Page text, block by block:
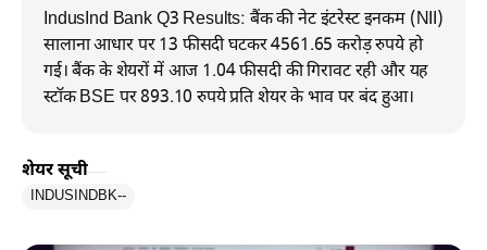
IndusInd Bank Q3 Results: बैंक की नेट इंटरेस्ट इनकम (NII)
सालाना आधार पर 13 फीसदी घटकर 4561.65 करोड़ रुपये हो
गई। बैंक के शेयरों में आज 1.04 फीसदी की गिरावट रही और यह
स्टॉक BSE पर 893.10 रुपये प्रति शेयर के भाव पर बंद हुआ।
शेयर सूची
INDUSINDBK--